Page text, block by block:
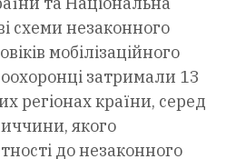
схеми незаконного
мобілізаційного
затримали 13
регіонах країни, серед
якого
до незаконного